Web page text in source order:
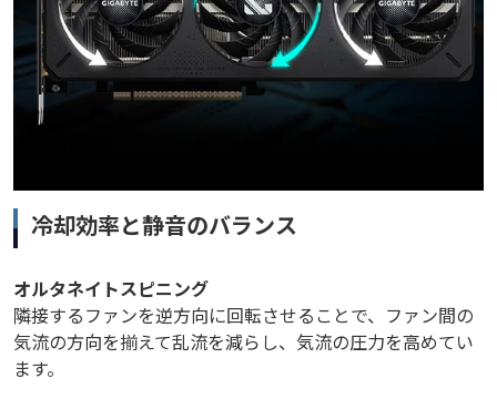
冷却効率と静音のバランス
オルタネイトスピニング
隣接するファンを逆方向に回転させることで、ファン間の
気流の方向を揃えて乱流を減らし、気流の圧力を高めてい
ます。